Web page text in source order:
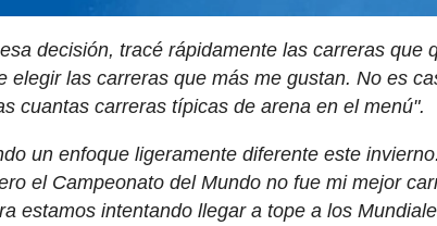
decisión, tracé rápidamente las carreras que
elegir las carreras que más me gustan. No es
cuantas carreras típicas de arena en el menú".
un enfoque ligeramente diferente este
el Campeonato del Mundo no fue mi mejor
estamos intentando llegar a tope a los